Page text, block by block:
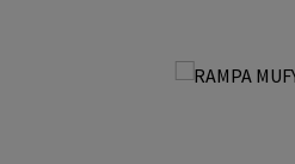
Pomiń galerię zdjęć